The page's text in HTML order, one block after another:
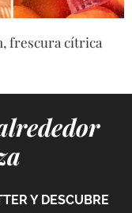
frescura cítrica
Y DESCUBRE